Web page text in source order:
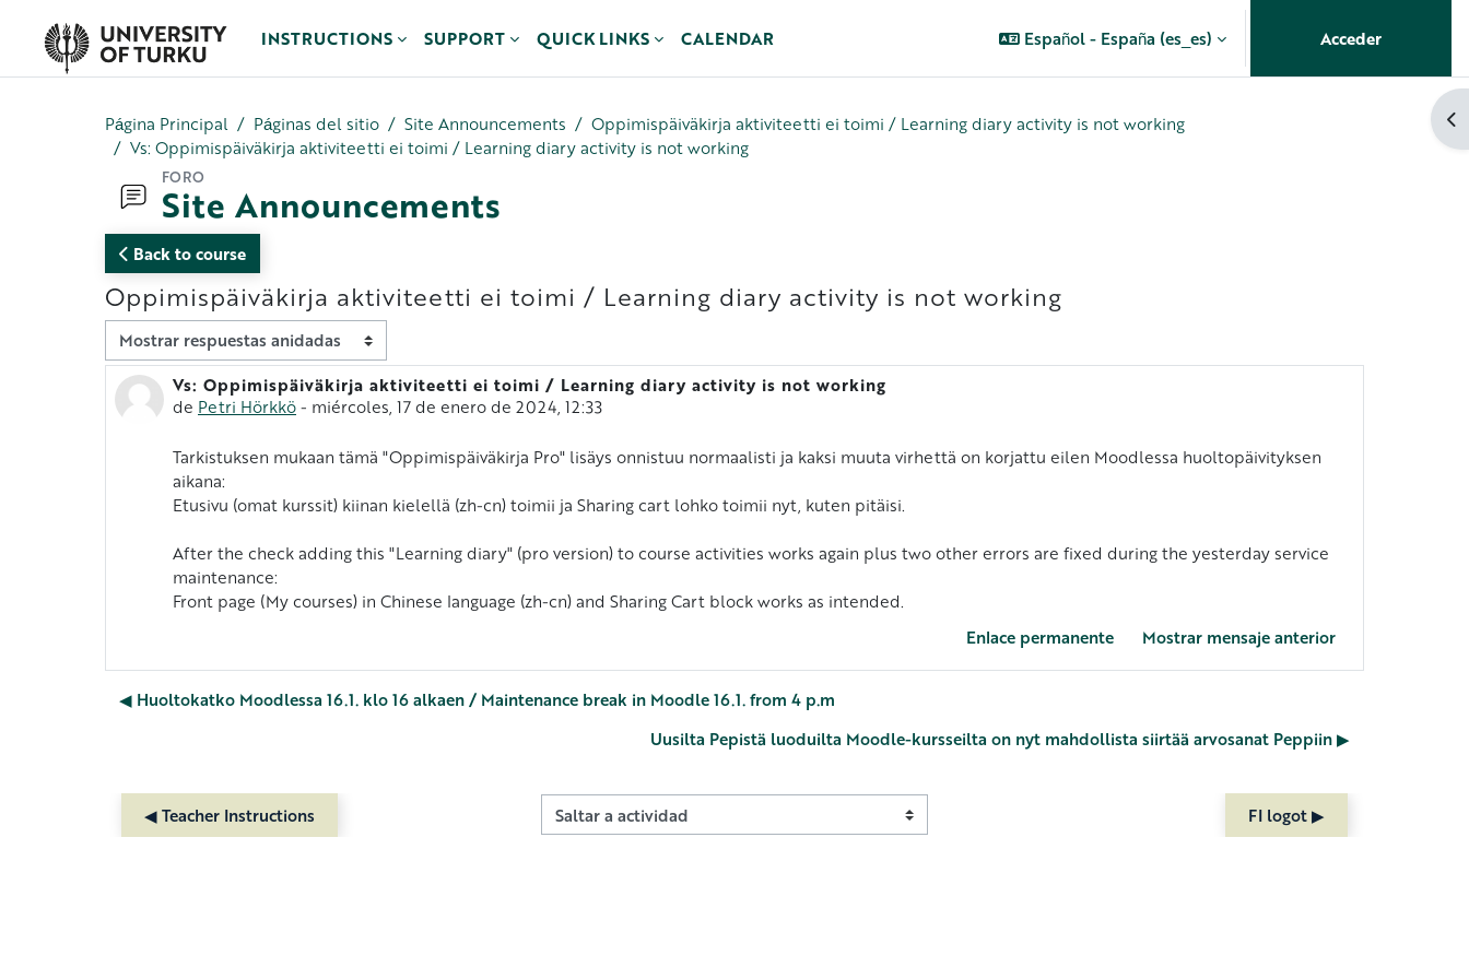
INSTRUCTIONS
SUPPORT QUICK LINKS CALENDAR Español - España ‎(es_es)‎ Acceder
Página Principal Páginas del sitio Site Announcements
Oppimispäiväkirja aktiviteetti ei toimi / Learning diary activity is not working
Vs: Oppimispäiväkirja aktiviteetti ei toimi / Learning diary activity is not working
FORO
Site Announcements
Back to course
Oppimispäiväkirja aktiviteetti ei toimi / Learning diary activity is not working
Mostrar modo
Vs: Oppimispäiväkirja aktiviteetti ei toimi / Learning diary activity is not working
de Petri Hörkkö- miércoles, 17 de enero de 2024, 12:33
Número de respuestas: 0
Tarkistuksen mukaan tämä "Oppimispäiväkirja Pro" lisäys onnistuu normaalisti ja kaksi muuta virhettä on korjattu eilen Moodlessa huoltopäivityksen
aikana:
Etusivu (omat kurssit) kiinan kielellä (zh-cn) toimii ja Sharing cart lohko toimii nyt, kuten pitäisi.
After the check adding this "Learning diary" (pro version) to course activities works again plus two other errors are fixed during the yesterday service
maintenance:
Front page (My courses) in Chinese language (zh-cn) and Sharing Cart block works as intended.
Enlace permanente
Mostrar mensaje anterior
◀︎ Huoltokatko Moodlessa 16.1. klo 16 alkaen / Maintenance break in Moodle 16.1. from 4 p.m
Uusilta Pepistä luoduilta Moodle-kursseilta on nyt mahdollista siirtää arvosanat Peppiin ▶︎
◀︎ Teacher Instructions Saltar a actividad FI logot ▶︎